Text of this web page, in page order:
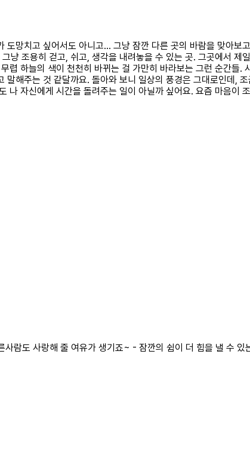
망치고 싶어서도 아니고… 그냥 잠깐 다른 곳의 바람을 맞아보
조용히 걷고, 쉬고, 생각을 내려놓을 수 있는 곳. 그곳에서 제
하늘의 색이 천천히 바뀌는 걸 가만히 바라보는 그런 순간들.
해주는 것 같달까요. 돌아와 보니 일상의 풍경은 그대로인데,
자신에게 시간을 돌려주는 일이 아닐까 싶어요. 요즘 마음이
람도 사랑해 줄 여유가 생기죠~ - 잠깐의 쉼이 더 힘을 낼 수 있